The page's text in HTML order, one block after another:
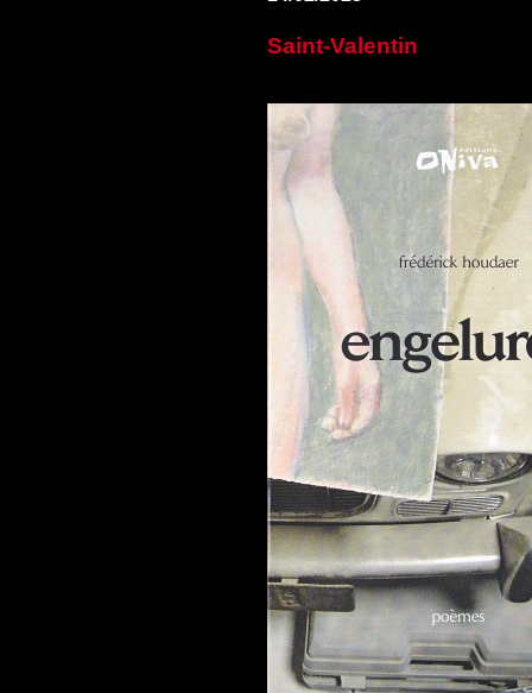
Saint-Valentin